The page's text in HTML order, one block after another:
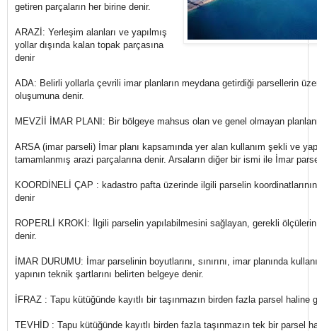
getiren parçaların her birine denir.
ARAZİ: Yerleşim alanları ve yapılmış
yollar dışında kalan topak parçasına
denir
ADA: Belirli yollarla çevrili imar planların meydana getirdiği parsellerin
oluşumuna denir.
MEVZİİ İMAR PLANI: Bir bölgeye mahsus olan ve genel olmayan
ARSA (imar parseli) İmar planı kapsamında yer alan kullanım şekli ve
tamamlanmış arazi parçalarına denir. Arsaların diğer bir ismi ile İmar
KOORDİNELİ ÇAP : kadastro pafta üzerinde ilgili parselin
denir
ROPERLİ KROKİ: İlgili parselin yapılabilmesini sağlayan, gerekli
denir.
İMAR DURUMU: İmar parselinin boyutlarını, sınırını, imar planında
yapının teknik şartlarını belirten belgeye denir.
İFRAZ : Tapu kütüğünde kayıtlı bir taşınmazın birden fazla parsel haline
TEVHİD : Tapu kütüğünde kayıtlı birden fazla taşınmazın tek bir parsel